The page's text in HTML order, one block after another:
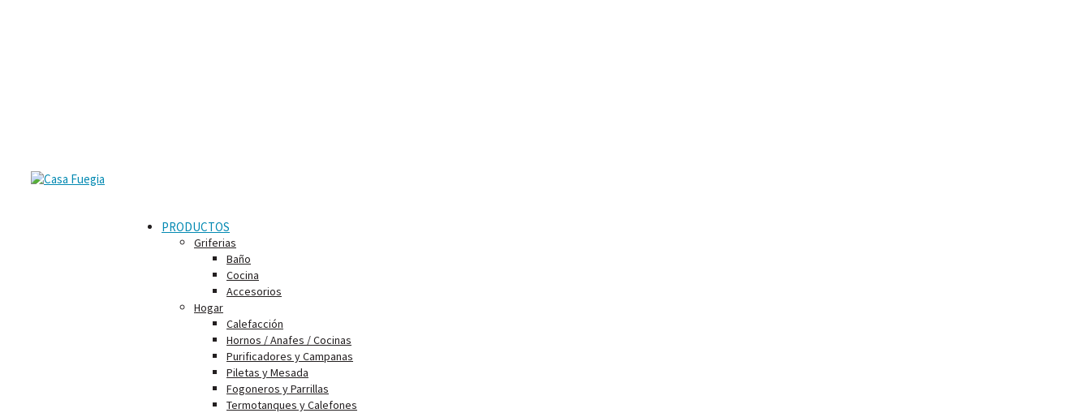
PRODUCTOS
Griferias
Baño
Cocina
Accesorios
Hogar
Calefacción
Hornos / Anafes / Cocinas
Purificadores y Campanas
Piletas y Mesada
Fogoneros y Parrillas
Termotanques y Calefones